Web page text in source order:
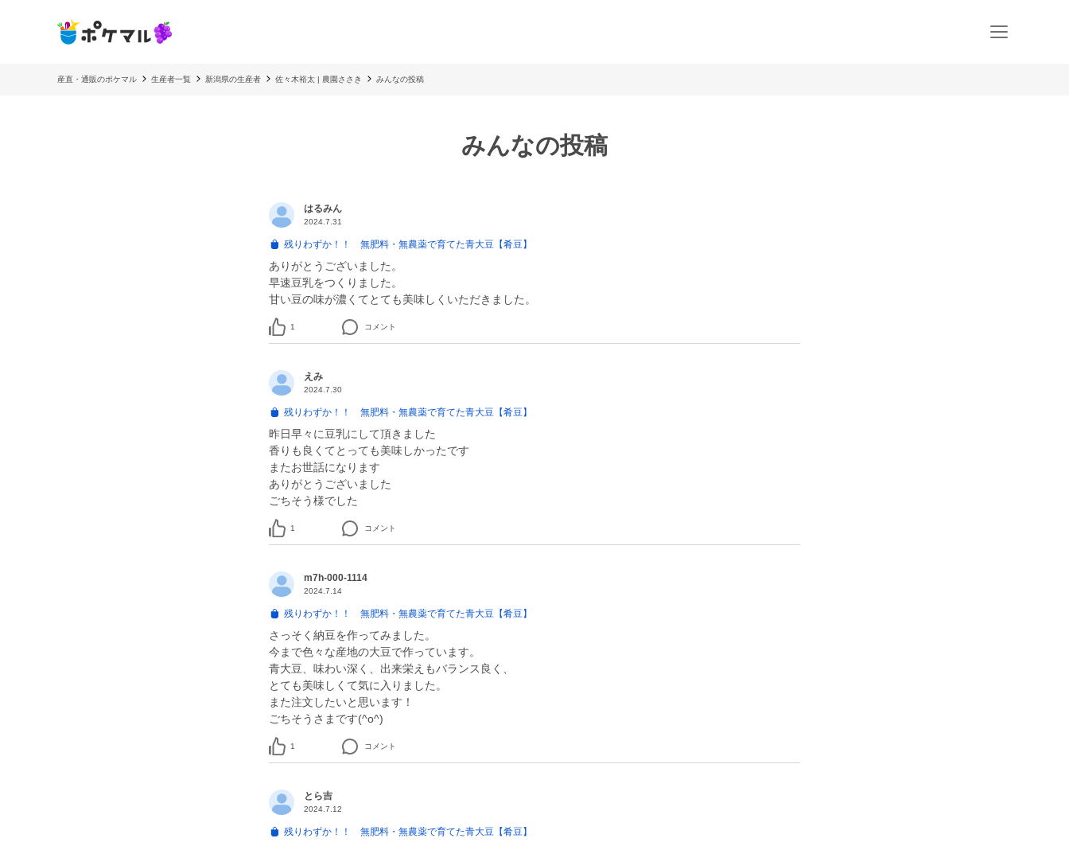
産直・通販のポケマル 生産者一覧 新潟県の生産者 佐々木裕太 | 農園ささき みんなの投稿
みんなの投稿
はるみん
2024.7.31
残りわずか！！ 無肥料・無農薬で育てた青大豆【肴豆】
ありがとうございました。
早速豆乳をつくりました。
甘い豆の味が濃くてとても美味しくいただきました。
1 コメント
えみ
2024.7.30
残りわずか！！ 無肥料・無農薬で育てた青大豆【肴豆】
昨日早々に豆乳にして頂きました
香りも良くてとっても美味しかったです
またお世話になります
ありがとうございました
ごちそう様でした
1 コメント
m7h-000-1114
2024.7.14
残りわずか！！ 無肥料・無農薬で育てた青大豆【肴豆】
さっそく納豆を作ってみました。
今まで色々な産地の大豆で作っています。
青大豆、味わい深く、出来栄えもバランス良く、
とても美味しくて気に入りました。
また注文したいと思います！
ごちそうさまです(^o^)
1 コメント
とら吉
2024.7.12
残りわずか！！ 無肥料・無農薬で育てた青大豆【肴豆】